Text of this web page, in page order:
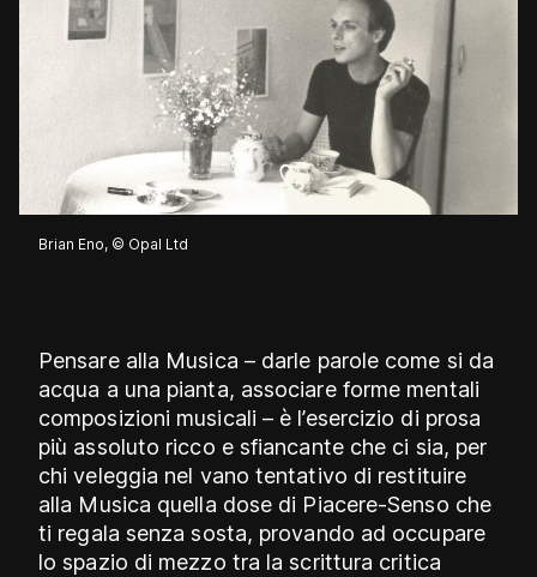
Brian Eno, © Opal Ltd
Pensare alla Musica – darle parole come si da
acqua a una pianta, associare forme mentali
composizioni musicali – è l’esercizio di prosa
più assoluto ricco e sfiancante che ci sia, per
chi veleggia nel vano tentativo di restituire
alla Musica quella dose di Piacere-Senso che
ti regala senza sosta, provando ad occupare
lo spazio di mezzo tra la scrittura critica